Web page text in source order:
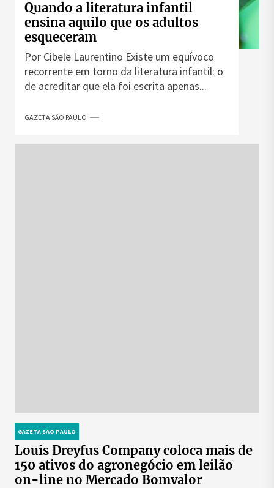
Quando a literatura infantil
ensina aquilo que os adultos
esqueceram
Por Cibele Laurentino Existe um equívoco
recorrente em torno da literatura infantil: o
de acreditar que ela foi escrita apenas...
GAZETA SÃO PAULO
GAZETA SÃO PAULO
Louis Dreyfus Company coloca mais de
150 ativos do agronegócio em leilão
on-line no Mercado Bomvalor